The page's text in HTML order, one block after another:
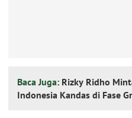
Baca Juga: Rizky Ridho
Indonesia Kandas di Fase